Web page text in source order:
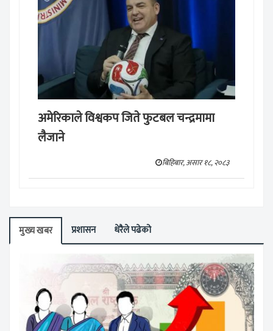
अमेरिकाले विश्वकप जिते फुटबल चन्द्रमामा
लैजाने
बिहिबार, असार १८, २०८३
मुख्य खबर प्रशासन धेरैले पढेको